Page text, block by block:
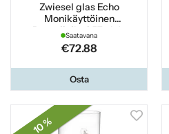
Zwiesel glas Echo
Monikäyttöinen
Punaviinilasi 57 cl 4-
pakkaus
Saatavana
€72.88
Osta
10 %